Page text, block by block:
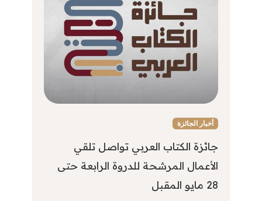
أخبار الجائزة
جائزة الكتاب العربي تواصل تلقي
الأعمال المرشحة للدروة الرابعة حتى
28 مايو المقبل